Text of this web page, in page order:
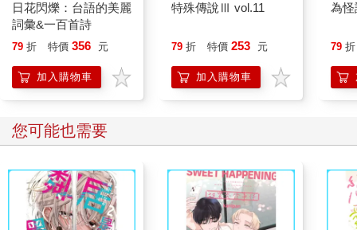
日花閃爍：台語的美麗
詞彙&一百首詩
79 折 特價 356 元
加入購物車
特殊傳說Ⅲ vol.11
79 折 特價 253 元
加入購物車
為怪
79 折
您可能也需要